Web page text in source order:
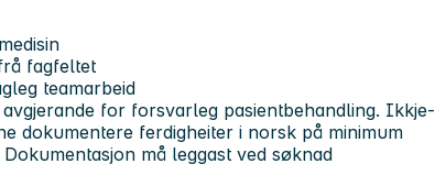
fagfeltet
teamarbeid
for forsvarleg pasientbehandling. Ikkje-
dokumentere ferdigheiter i norsk på minimum
må leggast ved søknad